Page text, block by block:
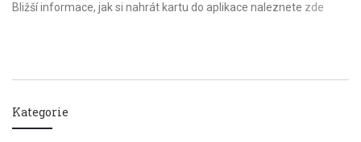
Bližší informace, jak si nahrát kartu do aplikace naleznete zde
Kategorie